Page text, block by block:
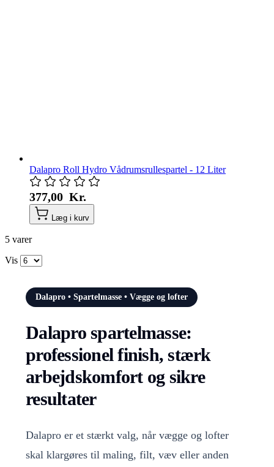
Dalapro Roll Hydro Vådrumsrullespartel - 12 Liter
377,00 Kr.
Læg i kurv
5 varer
Vis
Dalapro • Spartelmasse • Vægge og lofter
Dalapro spartelmasse:
professionel finish, stærk
arbejdskomfort og sikre
resultater
Dalapro er et stærkt valg, når vægge og lofter
skal klargøres til maling, filt, væv eller anden